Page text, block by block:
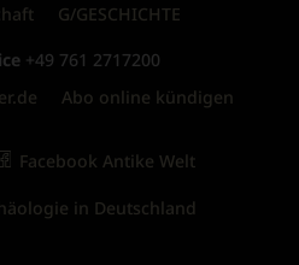
G/GESCHICHTE
+49 761 2717200
Abo online kündigen
Facebook Antike Welt
in Deutschland